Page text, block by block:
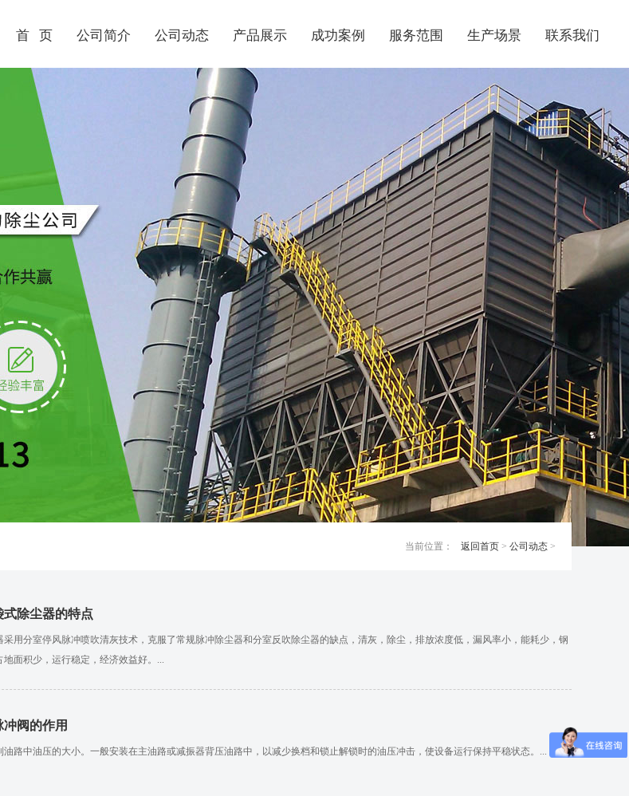
首 页 公司简介 公司动态 产品展示 成功案例 服务范围 生产场景 联系我们
当前位置： 返回首页 > 公司动态 >
式除尘器的特点
采用分室停风脉冲喷吹清灰技术，克服了常规脉冲除尘器和分室反吹除尘器的缺点，清灰，除尘，排放浓度低，漏风率小，能耗少，钢
地面积少，运行稳定，经济效益好。...
冲阀的作用
油路中油压的大小。一般安装在主油路或减振器背压油路中，以减少换档和锁止解锁时的油压冲击，使设备运行保持平稳状态。...